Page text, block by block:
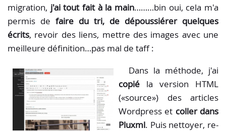
migration, j'ai tout fait à la main………bin oui, cela m'a
permis de faire du tri, de dépoussiérer quelques
écrits, revoir des liens, mettre des images avec une
meilleure définition…pas mal de taff :
Dans la méthode, j'ai
copié la version HTML
(«source») des articles
Wordpress et coller dans
Pluxml. Puis nettoyer, re-